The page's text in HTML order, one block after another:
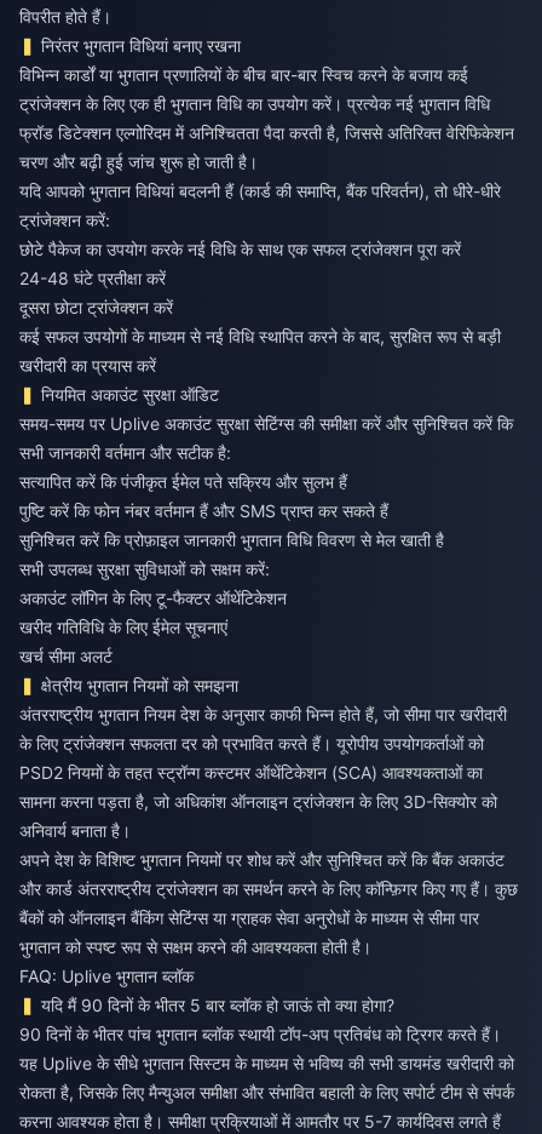
विपरीत होते हैं।
निरंतर भुगतान विधियां बनाए रखना
विभिन्न कार्डों या भुगतान प्रणालियों के बीच बार-बार स्विच करने के बजाय कई
ट्रांजेक्शन के लिए एक ही भुगतान विधि का उपयोग करें। प्रत्येक नई भुगतान विधि
फ्रॉड डिटेक्शन एल्गोरिदम में अनिश्चितता पैदा करती है, जिससे अतिरिक्त वेरिफिकेशन
चरण और बढ़ी हुई जांच शुरू हो जाती है।
यदि आपको भुगतान विधियां बदलनी हैं (कार्ड की समाप्ति, बैंक परिवर्तन), तो धीरे-धीरे
ट्रांजेक्शन करें:
छोटे पैकेज का उपयोग करके नई विधि के साथ एक सफल ट्रांजेक्शन पूरा करें
24-48 घंटे प्रतीक्षा करें
दूसरा छोटा ट्रांजेक्शन करें
कई सफल उपयोगों के माध्यम से नई विधि स्थापित करने के बाद, सुरक्षित रूप से बड़ी
खरीदारी का प्रयास करें
नियमित अकाउंट सुरक्षा ऑडिट
समय-समय पर Uplive अकाउंट सुरक्षा सेटिंग्स की समीक्षा करें और सुनिश्चित करें कि
सभी जानकारी वर्तमान और सटीक है:
सत्यापित करें कि पंजीकृत ईमेल पते सक्रिय और सुलभ हैं
पुष्टि करें कि फोन नंबर वर्तमान हैं और SMS प्राप्त कर सकते हैं
सुनिश्चित करें कि प्रोफ़ाइल जानकारी भुगतान विधि विवरण से मेल खाती है
सभी उपलब्ध सुरक्षा सुविधाओं को सक्षम करें:
अकाउंट लॉगिन के लिए टू-फैक्टर ऑथेंटिकेशन
खरीद गतिविधि के लिए ईमेल सूचनाएं
खर्च सीमा अलर्ट
क्षेत्रीय भुगतान नियमों को समझना
अंतरराष्ट्रीय भुगतान नियम देश के अनुसार काफी भिन्न होते हैं, जो सीमा पार खरीदारी
के लिए ट्रांजेक्शन सफलता दर को प्रभावित करते हैं। यूरोपीय उपयोगकर्ताओं को
PSD2 नियमों के तहत स्ट्रॉन्ग कस्टमर ऑथेंटिकेशन (SCA) आवश्यकताओं का
सामना करना पड़ता है, जो अधिकांश ऑनलाइन ट्रांजेक्शन के लिए 3D-सिक्योर को
अनिवार्य बनाता है।
अपने देश के विशिष्ट भुगतान नियमों पर शोध करें और सुनिश्चित करें कि बैंक अकाउंट
और कार्ड अंतरराष्ट्रीय ट्रांजेक्शन का समर्थन करने के लिए कॉन्फ़िगर किए गए हैं। कुछ
बैंकों को ऑनलाइन बैंकिंग सेटिंग्स या ग्राहक सेवा अनुरोधों के माध्यम से सीमा पार
भुगतान को स्पष्ट रूप से सक्षम करने की आवश्यकता होती है।
FAQ: Uplive भुगतान ब्लॉक
यदि मैं 90 दिनों के भीतर 5 बार ब्लॉक हो जाऊं तो क्या होगा?
90 दिनों के भीतर पांच भुगतान ब्लॉक स्थायी टॉप-अप प्रतिबंध को ट्रिगर करते हैं।
यह Uplive के सीधे भुगतान सिस्टम के माध्यम से भविष्य की सभी डायमंड खरीदारी को
रोकता है, जिसके लिए मैन्युअल समीक्षा और संभावित बहाली के लिए सपोर्ट टीम से संपर्क
करना आवश्यक होता है। समीक्षा प्रक्रियाओं में आमतौर पर 5-7 कार्यदिवस लगते हैं